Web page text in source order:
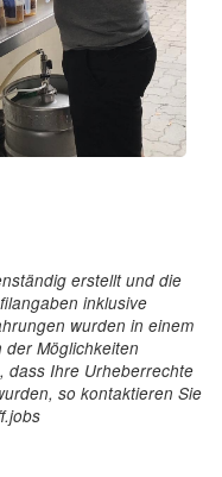
erstellt und die
inklusive
wurden in einem
der Möglichkeiten
dass Ihre Urheberrechte
so kontaktieren Sie